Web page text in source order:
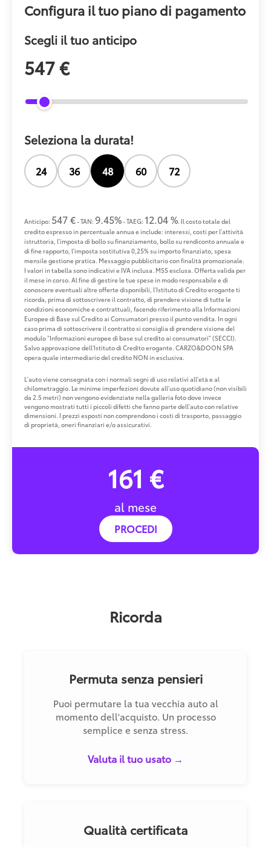
Configura il tuo piano di pagamento
Scegli il tuo anticipo
547 €
Seleziona la durata!
24 36 48 60 72
Anticipo: 547 €- TAN: 9.45%- TAEG: 12.04 %. Il costo totale del
credito espresso in percentuale annua e include: interessi, costi per l'attività
istruttoria, l'imposta di bollo su finanziamento, bollo su rendiconto annuale e
di fine rapporto, l'imposta sostitutiva 0,25% su importo finanziato, spesa
mensile gestione pratica. Messaggio pubblicitario con finalità promozionale.
I valori in tabella sono indicativi e IVA inclusa. MSS esclusa. Offerta valida per
il mese in corso. Al fine di gestire le tue spese in modo responsabile e di
conoscere eventuali altre offerte disponibili, l'Istituto di Credito erogante ti
ricorda, prima di sottoscrivere il contratto, di prendere visione di tutte le
condizioni economiche e contrattuali, facendo riferimento alla Informazioni
Europee di Base sul Credito ai Consumatori presso il punto vendita. In ogni
caso prima di sottoscrivere il contratto si consiglia di prendere visione del
modulo "Informazioni europee di base sul credito ai consumatori" (SECCI).
Salvo approvazione dell'Istituto di Credito erogante. CARZO&DOON SPA
opera quale intermediario del credito NON in esclusiva.
L'auto viene consegnata con i normali segni di uso relativi all'età e al
chilometraggio. Le minime imperfezioni dovute all'uso quotidiano (non visibili
da 2.5 metri) non vengono evidenziate nella galleria foto dove invece
vengono mostrati tutti i piccoli difetti che fanno parte dell'auto con relative
dimensioni. I prezzi esposti non comprendono i costi di trasporto, passaggio
di proprietà, oneri finanziari e/o assicurativi.
161 €
al mese
PROCEDI
Ricorda
Permuta senza pensieri
Puoi permutare la tua vecchia auto al
momento dell'acquisto. Un processo
semplice e senza stress.
Valuta il tuo usato →
Qualità certificata